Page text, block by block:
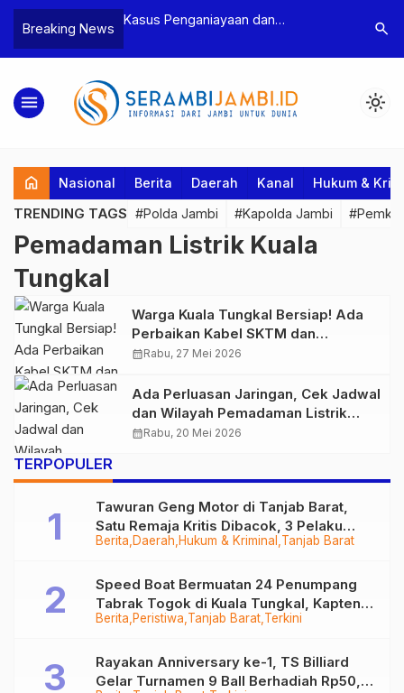
Breaking News
Bea Cukai
Pelaku beserta
dan 146 Gram
Kasus Penganiayaan dan
Tebo Tetapkan Dua Tersangka
Polres
Dua
search
menu light_mode
home Nasional Berita Daerah Kanal Hukum &
TRENDING TAGS #Polda Jambi #Kapolda Jambi
Pemadaman Listrik Kuala
Tungkal
Warga Kuala Tungkal Bersiap! Ada
Perbaikan Kabel SKTM dan
Perluasan Jaringan, Ini Jadwal
calendar_monthRabu, 27 Mei 2026
Ada Perluasan Jaringan, Cek Jadwal
dan Wilayah Pemadaman Listrik
Sementara di Kuala Tungkal Sabtu Ini
calendar_monthRabu, 20 Mei 2026
TERPOPULER
Berita Daerah Hukum & Kriminal Tanjab Barat
Tawuran Geng Motor di Tanjab Barat,
Satu Remaja Kritis Dibacok, 3 Pelaku
Ditangkap
Berita Peristiwa Tanjab Barat Terkini
Speed Boat Bermuatan 24 Penumpang
Tabrak Togok di Kuala Tungkal, Kapten
Sempat Hilang
Rayakan Anniversary ke-1, TS Billiard
Gelar Turnamen 9 Ball Berhadiah Rp50,8